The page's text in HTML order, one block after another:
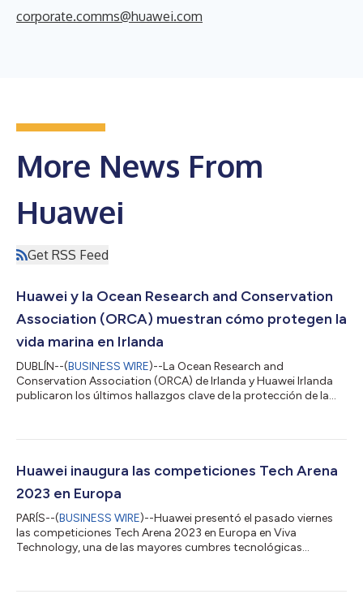
corporate.comms@huawei.com
More News From
Huawei
Get RSS Feed
Huawei y la Ocean Research and Conservation
Association (ORCA) muestran cómo protegen la
vida marina en Irlanda
DUBLÍN--(BUSINESS WIRE)--La Ocean Research and
Conservation Association (ORCA) de Irlanda y Huawei Irlanda
publicaron los últimos hallazgos clave de la protección de la
produjo durante la Cumbre de OceanTech en el Castillo de
de Irlanda contribuyen en gran medida a la contaminación
acústica del ambiente marino, según e...
Huawei inaugura las competiciones Tech Arena
2023 en Europa
PARÍS--(BUSINESS WIRE)--Huawei presentó el pasado viernes
las competiciones Tech Arena 2023 en Europa en Viva
Technology, una de las mayores cumbres tecnológicas
en colaboración con las mejores universidades y tienen como